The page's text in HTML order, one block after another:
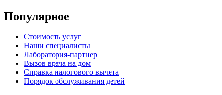
Популярное
Стоимость услуг
Наши специалисты
Лаборатория-партнер
Вызов врача на дом
Справка налогового вычета
Порядок обслуживания детей